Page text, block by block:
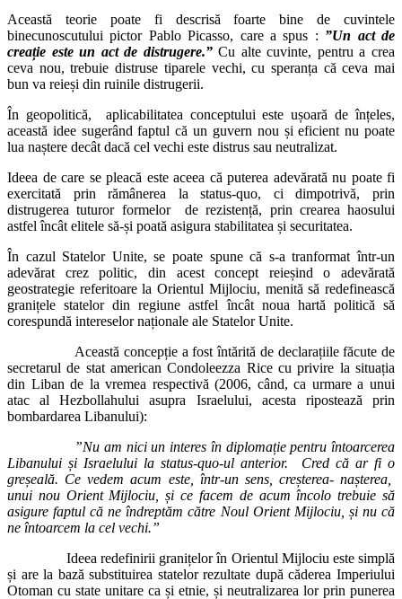
Această teorie poate fi descrisă foarte bine de cuvintele
binecunoscutului pictor Pablo Picasso, care a spus : ”Un act de
creație este un act de distrugere.”Cu alte cuvinte, pentru a crea
ceva nou, trebuie distruse tiparele vechi, cu speranța că ceva mai
bun va reieși din ruinile distrugerii.
În geopolitică, aplicabilitatea conceptului este ușoară de înțeles,
această idee sugerând faptul că un guvern nou și eficient nu poate
lua naștere decât dacă cel vechi este distrus sau neutralizat.
Ideea de care se pleacă este aceea că puterea adevărată nu poate fi
exercitată prin rămânerea la status-quo, ci dimpotrivă, prin
distrugerea tuturor formelor de rezistență, prin crearea haosului
astfel încât elitele să-și poată asigura stabilitatea și securitatea.
În cazul Statelor Unite, se poate spune că s-a tranformat într-un
adevărat crez politic, din acest concept reieșind o adevărată
geostrategie referitoare la Orientul Mijlociu, menită să redefinească
granițele statelor din regiune astfel încât noua hartă politică să
corespundă intereselor naționale ale Statelor Unite.
Această concepție a fost întărită de declarațiile făcute de
secretarul de stat american Condoleezza Rice cu privire la situația
din Liban de la vremea respectivă (2006, când, ca urmare a unui
atac al Hezbollahului asupra Israelului, acesta ripostează prin
bombardarea Libanului):
”Nu am nici un interes în diplomație pentru întoarcerea
Libanuluiși Israelului la status-quo-ul anterior. Cred că ar fi o
greșeală. Ce vedem acum este, într-un sens, creșterea- nașterea,
unui nou Orient Mijlociu,și ce facem de acum încolo trebuie să
asigure faptul că ne îndreptăm către Noul Orient Mijlociu, și nu că
ne întoarcem la cel vechi.”
Ideea redefinirii granițelor în Orientul Mijlociu este simplă
și are la bază substituirea statelor rezultate după căderea Imperiului
Otoman cu state unitare ca și etnie, și neutralizarea lor prin punerea